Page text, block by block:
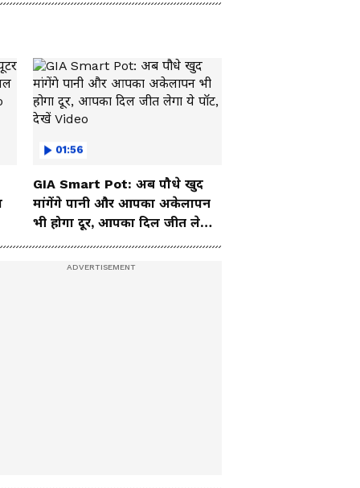
01:56
GIA Smart Pot: अब पौधे खुद
मांगेंगे पानी और आपका अकेलापन
भी होगा दूर, आपका दिल जीत लेगा